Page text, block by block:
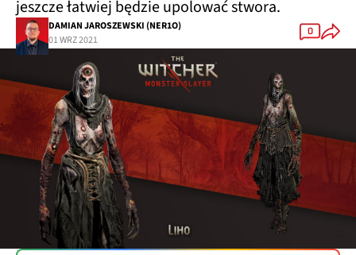
jeszcze łatwiej będzie upolować stwora.
DAMIAN JAROSZEWSKI (NER1O)
01 WRZ 2021
0